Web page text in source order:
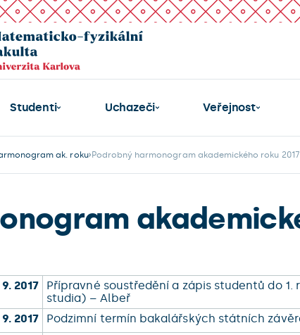
Studenti Uchazeči Veřejnost
ak. roku Podrobný harmonogram akademického roku
2017
Přípravné soustředění a zápis studentů do
studia) – Albeř
2017
Podzimní termín bakalářských státních